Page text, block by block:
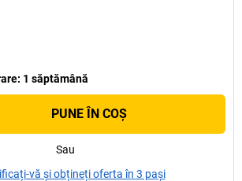
: 1 săptămână
PUNE ÎN COŞ
Sau
vă și obțineți oferta în 3 pași